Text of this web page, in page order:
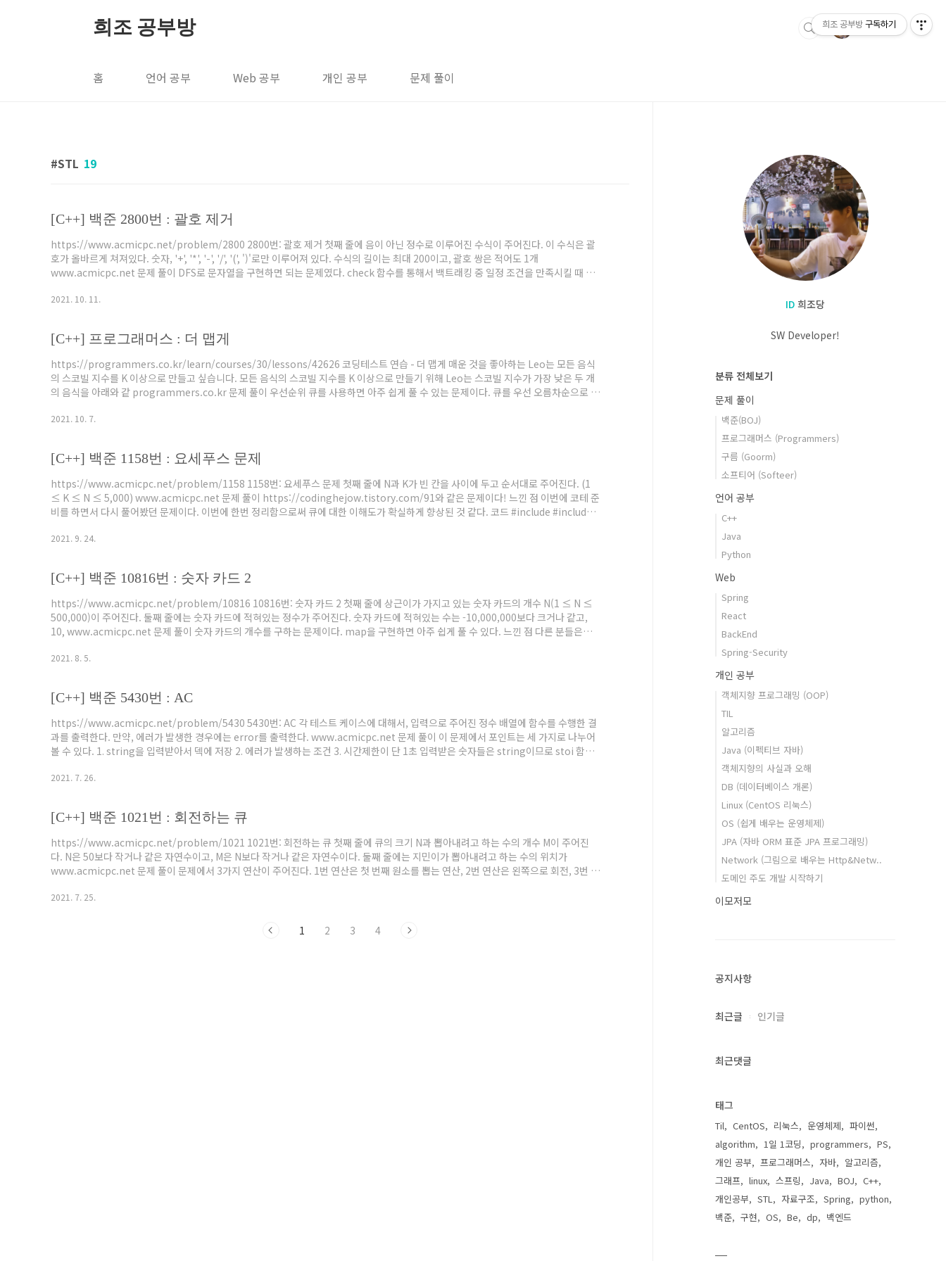
희조 공부방
홈 언어 공부 Web 공부 개인 공부 문제 풀이
STL 19
[C++] 백준 2800번 : 괄호 제거
https://www.acmicpc.net/problem/2800 2800번: 괄호 제거 첫째 줄에 음이 아닌 정수로 이루어진 수식이 주어진다. 이 수식은 괄
호가 올바르게 쳐져있다. 숫자, '+', '*', '-', '/', '(', ')'로만 이루어져 있다. 수식의 길이는 최대 200이고, 괄호 쌍은 적어도 1개
www.acmicpc.net 문제 풀이 DFS로 문자열을 구현하면 되는 문제였다. check 함수를 통해서 백트래킹 중 일정 조건을 만족시킬 때 셋
조금 생각해보니 전형적인 백트래킹 문제였다. 또, 자료구조인 척하는데 딱히 자료구조 같지는 않다. 코드 #in..
2021. 10. 11.
[C++] 프로그래머스 : 더 맵게
https://programmers.co.kr/learn/courses/30/lessons/42626 코딩테스트 연습 - 더 맵게 매운 것을 좋아하는 Leo는 모든 음식
의 스코빌 지수를 K 이상으로 만들고 싶습니다. 모든 음식의 스코빌 지수를 K 이상으로 만들기 위해 Leo는 스코빌 지수가 가장 낮은 두 개
의 음식을 아래와 같 programmers.co.kr 문제 풀이 우선순위 큐를 사용하면 아주 쉽게 풀 수 있는 문제이다. 큐를 우선 오름차순으로 정
들은 K보다 크다. 따라서, 맨 앞의 두 개를 계산해주고 K보다 큰지만 따져주면 된다. 큐의 크기가 1인데 K보다 낮다면..
2021. 10. 7.
[C++] 백준 1158번 : 요세푸스 문제
https://www.acmicpc.net/problem/1158 1158번: 요세푸스 문제 첫째 줄에 N과 K가 빈 칸을 사이에 두고 순서대로 주어진다. (1
≤ K ≤ N ≤ 5,000) www.acmicpc.net 문제 풀이 https://codinghejow.tistory.com/91와 같은 문제이다! 느낀 점 이번에 코테 준
비를 하면서 다시 풀어봤던 문제이다. 이번에 한번 정리함으로써 큐에 대한 이해도가 확실하게 향상된 것 같다. 코드 #include #include
2021. 9. 24.
[C++] 백준 10816번 : 숫자 카드 2
https://www.acmicpc.net/problem/10816 10816번: 숫자 카드 2 첫째 줄에 상근이가 가지고 있는 숫자 카드의 개수 N(1 ≤ N ≤
500,000)이 주어진다. 둘째 줄에는 숫자 카드에 적혀있는 정수가 주어진다. 숫자 카드에 적혀있는 수는 -10,000,000보다 크거나 같고,
10, www.acmicpc.net 문제 풀이 숫자 카드의 개수를 구하는 문제이다. map을 구현하면 아주 쉽게 풀 수 있다. 느낀 점 다른 분들은
그냥 map으로 풀었다! 코드 #include #include using namespace std;..
2021. 8. 5.
[C++] 백준 5430번 : AC
https://www.acmicpc.net/problem/5430 5430번: AC 각 테스트 케이스에 대해서, 입력으로 주어진 정수 배열에 함수를 수행한 결
과를 출력한다. 만약, 에러가 발생한 경우에는 error를 출력한다. www.acmicpc.net 문제 풀이 이 문제에서 포인트는 세 가지로 나누어
볼 수 있다. 1. string을 입력받아서 덱에 저장 2. 에러가 발생하는 조건 3. 시간제한이 단 1초 입력받은 숫자들은 string이므로 stoi 함수
가져올 수 없다. 따라서 콤마( , )와 닫는 괄호 ( ] )가 등장한다면 int로 변환해서 덱에 push 해..
2021. 7. 26.
[C++] 백준 1021번 : 회전하는 큐
https://www.acmicpc.net/problem/1021 1021번: 회전하는 큐 첫째 줄에 큐의 크기 N과 뽑아내려고 하는 수의 개수 M이 주어진
다. N은 50보다 작거나 같은 자연수이고, M은 N보다 작거나 같은 자연수이다. 둘째 줄에는 지민이가 뽑아내려고 하는 수의 위치가
www.acmicpc.net 문제 풀이 문제에서 3가지 연산이 주어진다. 1번 연산은 첫 번째 원소를 뽑는 연산, 2번 연산은 왼쪽으로 회전, 3번 연
거리(left)와 end로부터의 거리(right)를 비교한다. 타깃 값을 저장하는 큐가 빌 때까지 연산을 반복한다! left > right..
2021. 7. 25.
1 2 3 4
ID 희조당
SW Developer!
분류 전체보기
문제 풀이
백준(BOJ)
프로그래머스 (Programmers)
구름 (Goorm)
소프티어 (Softeer)
언어 공부
C++
Java
Python
Web
Spring
React
BackEnd
Spring-Security
개인 공부
객체지향 프로그래밍 (OOP)
TIL
알고리즘
Java (이펙티브 자바)
객체지향의 사실과 오해
DB (데이터베이스 개론)
Linux (CentOS 리눅스)
OS (쉽게 배우는 운영체제)
JPA (자바 ORM 표준 JPA 프로그래밍)
Network (그림으로 배우는 Http&Netw..
도메인 주도 개발 시작하기
이모저모
공지사항
최근글 인기글
최근댓글
태그
Til CentOS 리눅스 운영체제
파이썬
algorithm
1일 1코딩 programmers
PS
개인 공부
프로그래머스 자바
알고리즘
그래프
linux 스프링 Java BOJ
C++
개인공부
STL 자료구조 Spring
python
백준
구현 OS Be dp 백엔드
희조 공부방 구독하기